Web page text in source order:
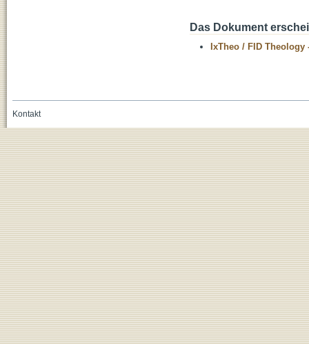
Das Dokument
IxTheo / FID Theology
Kontakt